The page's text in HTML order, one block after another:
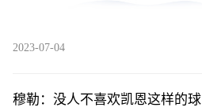
2023-07-04
穆勒：没人不喜欢凯恩这样的球